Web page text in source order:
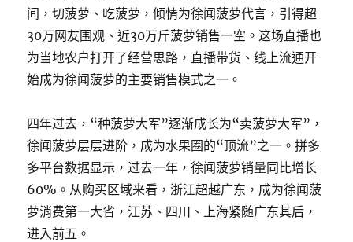
间，切菠萝、吃菠萝，倾情为徐闻菠萝代言，引得超
30万网友围观、近30万斤菠萝销售一空。这场直播也
为当地农户打开了经营思路，直播带货、线上流通开
始成为徐闻菠萝的主要销售模式之一。
四年过去，“种菠萝大军”逐渐成长为“卖菠萝大军”，
徐闻菠萝层层进阶，成为水果圈的“顶流”之一。拼多
多平台数据显示，过去一年，徐闻菠萝销量同比增长
60%。从购买区域来看，浙江超越广东，成为徐闻菠
萝消费第一大省，江苏、四川、上海紧随广东其后，
进入前五。